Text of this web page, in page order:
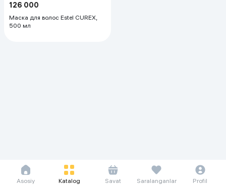
126 000
Маска для волос Estel СUREX,
500 мл
Asosiy Katalog Savat Saralanganlar Profil